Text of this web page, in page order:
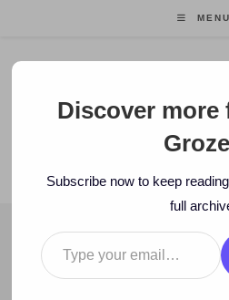
MENU
Florin
ENTREPRENEUR.
BLOG
2008 > March > 24 > www
Discover more
Subscribe now to keep
full
Type your email…